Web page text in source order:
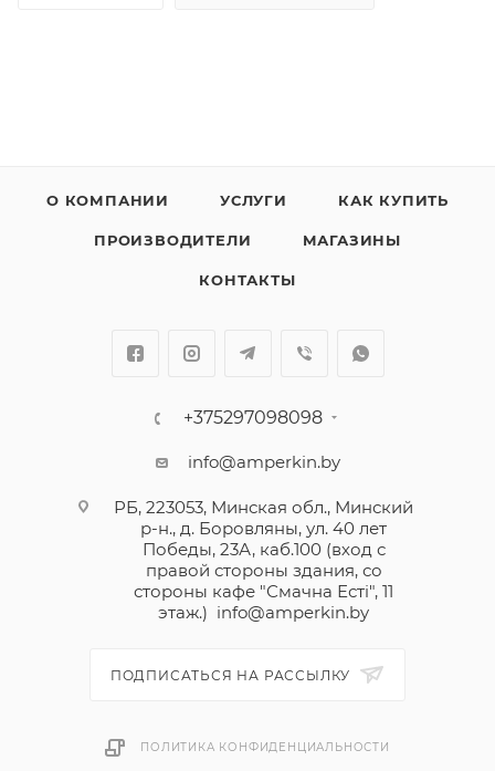
О КОМПАНИИ УСЛУГИ КАК КУПИТЬ
ПРОИЗВОДИТЕЛИ МАГАЗИНЫ
КОНТАКТЫ
+375297098098
info@amperkin.by
РБ, 223053, Минская обл., Минский
р-н., д. Боровляны, ул. 40 лет
Победы, 23А, каб.100 (вход с
правой стороны здания, со
стороны кафе "Смачна Естi", 11
этаж.) info@amperkin.by
ПОДПИСАТЬСЯ НА РАССЫЛКУ
ПОЛИТИКА КОНФИДЕНЦИАЛЬНОСТИ